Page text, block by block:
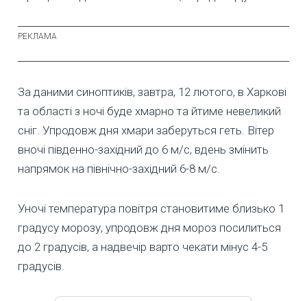
За даними синоптиків, завтра, 12 лютого, в Харкові
та області з ночі буде хмарно та йтиме невеликий
сніг. Упродовж дня хмари заберуться геть. Вітер
вночі південно-західний до 6 м/с, вдень змінить
напрямок на північно-західний 6-8 м/с.
Уночі температура повітря становитиме близько 1
градусу морозу, упродовж дня мороз посилиться
до 2 градусів, а надвечір варто чекати мінус 4-5
градусів.